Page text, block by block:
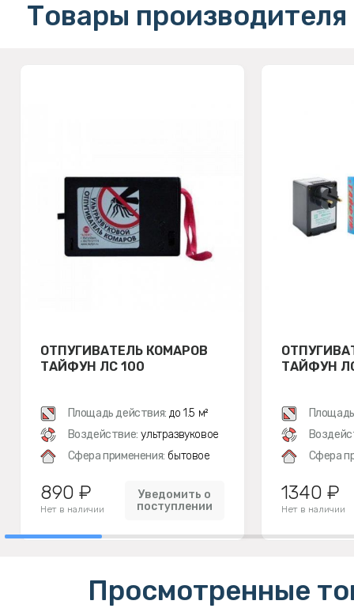
Товары
ОТПУГИВАТЕЛЬ КОМАРОВ
ТАЙФУН ЛС 100
Площадь действия: до 1.5 м²
Воздействие: ультразвуковое
Сфера применения: бытовое
890 ₽
Нет в наличии
Уведомить о
поступлении
ТАЙФУН
Сфера
1340 ₽
Нет в наличии
Просмотренные